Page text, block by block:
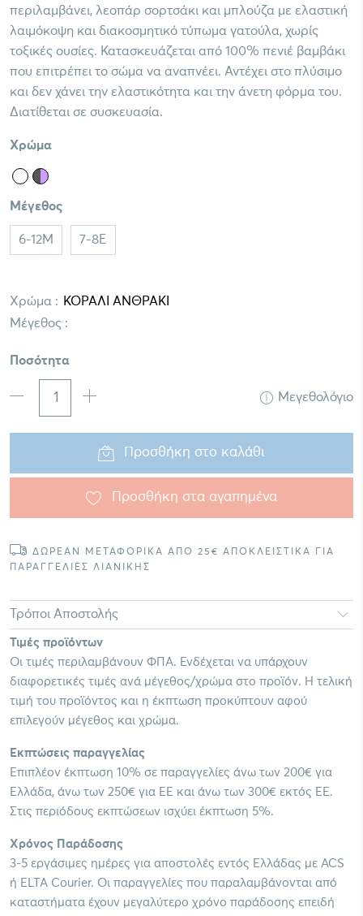
περιλαμβάνει, λεοπάρ σορτσάκι και μπλούζα με ελαστική
λαιμόκοψη και διακοσμητικό τύπωμα γατούλα, χωρίς
τοξικές ουσίες. Κατασκευάζεται από 100% πενιέ βαμβάκι
που επιτρέπει το σώμα να αναπνέει. Αντέχει στο πλύσιμο
και δεν χάνει την ελαστικότητα και την άνετη φόρμα του.
Διατίθεται σε συσκευασία.
Χρώμα
Μέγεθος
6-12M 7-8E
Χρώμα :
Μέγεθος :
Ποσότητα
Μεγεθολόγιο
Προσθήκη στο καλάθι
Προσθήκη στα αγαπημένα
ΔΩΡΕΑΝ ΜΕΤΑΦΟΡΙΚΑ ΑΠΟ 25€ ΑΠΟΚΛΕΙΣΤΙΚΑ ΓΙΑ
ΠΑΡΑΓΓΕΛΙΕΣ ΛΙΑΝΙΚΗΣ
Τρόποι Αποστολής
Τιμές προϊόντων
Οι τιμές περιλαμβάνουν ΦΠΑ. Ενδέχεται να υπάρχουν
διαφορετικές τιμές ανά μέγεθος/χρώμα στο προϊόν. Η τελική
τιμή του προϊόντος και η έκπτωση προκύπτουν αφού
επιλεγούν μέγεθος και χρώμα.
Εκπτώσεις παραγγελίας
Επιπλέον έκπτωση 10% σε παραγγελίες άνω των 200€ για
Ελλάδα, άνω των 250€ για ΕΕ και άνω των 300€ εκτός ΕΕ.
Στις περιόδους εκπτώσεων ισχύει έκπτωση 5%.
Χρόνος Παράδοσης
3-5 εργάσιμες ημέρες για αποστολές εντός Ελλάδας με ACS
ή ELTA Courier. Οι παραγγελίες που παραλαμβάνονται από
καταστήματα έχουν μεγαλύτερο χρόνο παράδοσης επειδή